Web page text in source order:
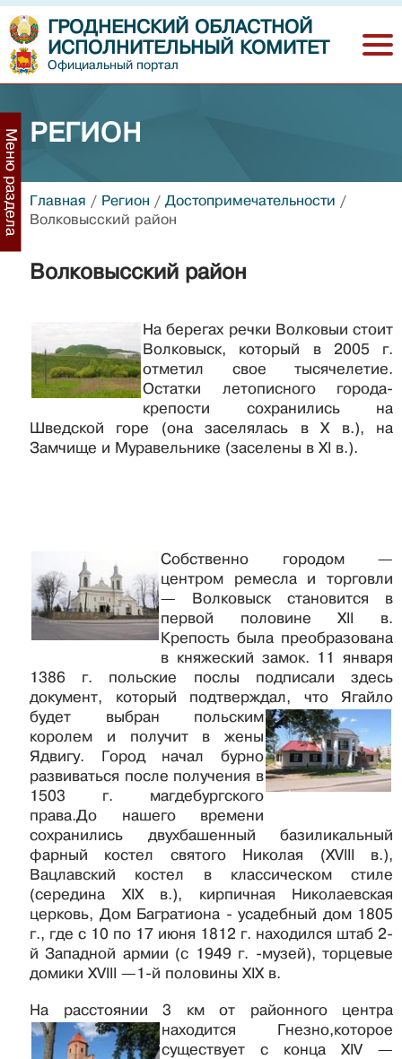
ГРОДНЕНСКИЙ ОБЛАСТНОЙ
ИСПОЛНИТЕЛЬНЫЙ КОМИТЕТ
Официальный портал
РЕГИОН
Меню раздела Главная / Регион / Достопримечательности /
Волковысский район
Волковысский район
На берегах речки Волковыи стоит
Волковыск, который в 2005 г.
отметил свое тысячелетие.
Остатки летописного города-
крепости сохранились на
Шведской горе (она заселялась в X в.), на
Замчище и Муравельнике (заселены в XI в.).
Собственно городом —
центром ремесла и торговли
— Волковыск становится в
первой половине XII в.
Крепость была преобразована
в княжеский замок. 11 января
1386 г. польские послы подписали здесь
документ, который подтверждал, что Ягайло
будет выбран польским
королем и получит в жены
Ядвигу. Город начал бурно
развиваться после получения в
1503 г. магдебургского
права.До нашего времени
сохранились двухбашенный базиликальный
фарный костел святого Николая (XVIII в.),
Вацлавский костел в классическом стиле
(середина XIX в.), кирпичная Николаевская
церковь, Дом Багратиона - усадебный дом 1805
г., где с 10 по 17 июня 1812 г. находился штаб 2-
й Западной армии (с 1949 г. -музей), торцевые
домики XVIII —1-й половины XIX в.
На расстоянии 3 км от районного центра
находится Гнезно,которое
существует с конца XIV —